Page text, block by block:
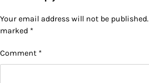
Your email address will not be published.
marked *
Comment *